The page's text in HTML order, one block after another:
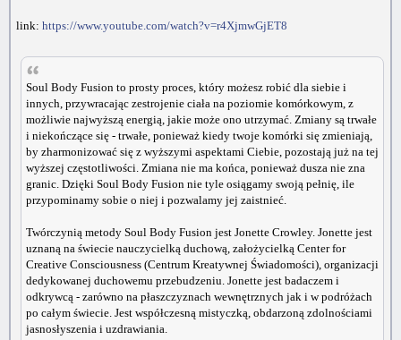
link: https://www.youtube.com/watch?v=r4XjmwGjET8
Soul Body Fusion to prosty proces, który możesz robić dla siebie i
innych, przywracając zestrojenie ciała na poziomie komórkowym, z
możliwie najwyższą energią, jakie może ono utrzymać. Zmiany są trwałe
i niekończące się - trwałe, ponieważ kiedy twoje komórki się zmieniają,
by zharmonizować się z wyższymi aspektami Ciebie, pozostają już na tej
wyższej częstotliwości. Zmiana nie ma końca, ponieważ dusza nie zna
granic. Dzięki Soul Body Fusion nie tyle osiągamy swoją pełnię, ile
przypominamy sobie o niej i pozwalamy jej zaistnieć.
Twórczynią metody Soul Body Fusion jest Jonette Crowley. Jonette jest
uznaną na świecie nauczycielką duchową, założycielką Center for
Creative Consciousness (Centrum Kreatywnej Świadomości), organizacji
dedykowanej duchowemu przebudzeniu. Jonette jest badaczem i
odkrywcą - zarówno na płaszczyznach wewnętrznych jak i w podróżach
po całym świecie. Jest współczesną mistyczką, obdarzoną zdolnościami
jasnosłyszenia i uzdrawiania.